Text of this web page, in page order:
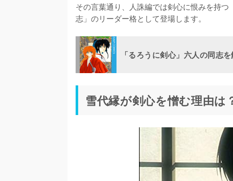
その言葉通り、人誅編では剣心に恨みを持つ
志」のリーダー格として登場します。
「るろうに剣心」六人の同志
雪代縁が剣心を憎む理由は